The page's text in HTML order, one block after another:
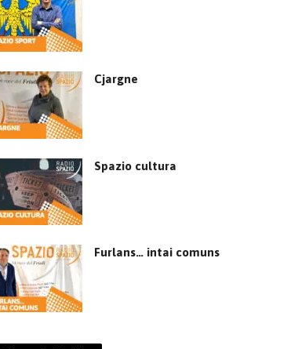
Cjargne
Spazio cultura
Furlans… intai comuns